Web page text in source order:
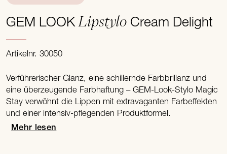
GEM LOOKLipstylo Cream Delight
Artikelnr. 30050
Verführerischer Glanz, eine schillernde Farbbrillanz und
eine überzeugende Farbhaftung – GEM-Look-Stylo Magic
Stay verwöhnt die Lippen mit extravaganten Farbeffekten
und einer intensiv-pflegenden Produktformel.
Mehr lesen